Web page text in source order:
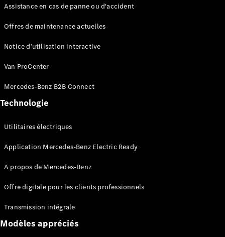
Sprinter
Cabine
Châssis
double
Châssis à
benne
Configurateur
Benz Store
Assistance en cas de panne ou d'accident
Offres de maintenance actuelles
Notice d’utilisation interactive
Van ProCenter
Mercedes-Benz B2B Connect
Technologie
Utilitaires électriques
Application Mercedes-Benz Electric Ready
A propos de Mercedes-Benz
Offre digitale pour les clients professionnels
Transmission intégrale
Modèles appréciés